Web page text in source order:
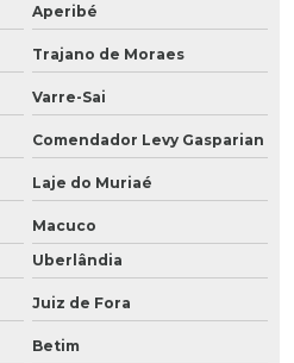
Aperibé
Trajano de Moraes
Varre-Sai
Comendador Levy Gasparian
Laje do Muriaé
Macuco
Uberlândia
Juiz de Fora
Betim